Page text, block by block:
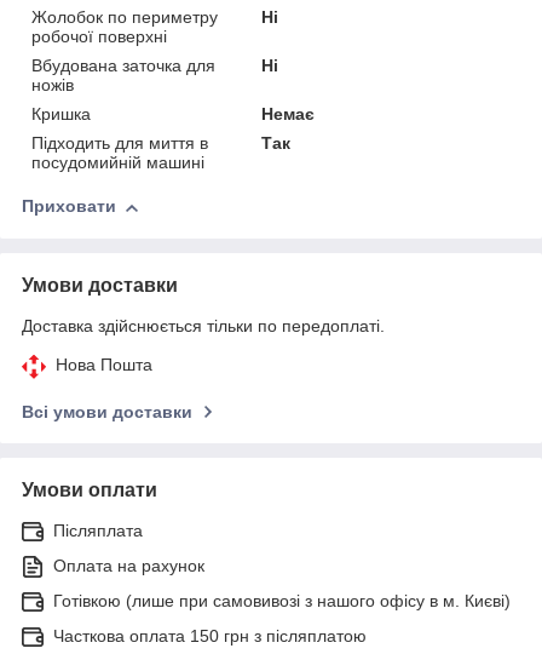
Жолобок по периметру
робочої поверхні
Ні
Вбудована заточка для
ножів
Ні
Кришка
Немає
Підходить для миття в
посудомийній машині
Так
Приховати
Умови доставки
Доставка здійснюється тільки по передоплаті.
Нова Пошта
Всі умови доставки
Умови оплати
Післяплата
Оплата на рахунок
Готівкою (лише при самовивозі з нашого офісу в м. Києві)
Часткова оплата 150 грн з післяплатою